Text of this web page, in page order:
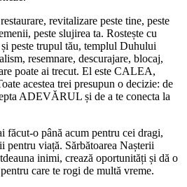
revitalizare peste tine, peste
peste slujirea ta. Rostește cu
peste trupul tău, templul Duhului
resemnare, descurajare, blocaj,
poate ai trecut. El este CALEA,
acestea trei presupun o decizie: de
ADEVĂRUL și de a te conecta la
făcut-o până acum pentru cei dragi,
pentru viață. Sărbătoarea Nașterii
inimi, crează oportunități și dă o
care te rogi de multă vreme.